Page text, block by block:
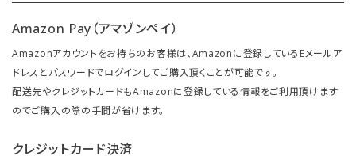
Amazon Pay（アマゾンペイ）
Amazonアカウントをお持ちのお客様は、Amazonに登録しているEメールア
ドレスとパスワードでログインしてご購入頂くことが可能です。
配送先やクレジットカードもAmazonに登録している情報をご利用頂けます
のでご購入の際の手間が省けます。
クレジットカード決済